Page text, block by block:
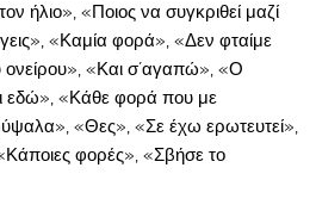
ήλιο», «Ποιος να συγκριθεί μαζί
«Καμία φορά», «Δεν φταίμε
ονείρου», «Και σ´αγαπώ», «Ο
εδώ», «Κάθε φορά που με
«Θες», «Σε έχω ερωτευτεί»,
φορές», «Σβήσε το